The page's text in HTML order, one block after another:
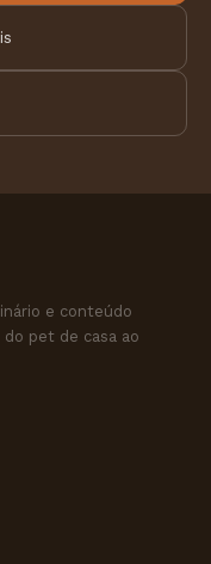
e conteúdo
pet de casa ao